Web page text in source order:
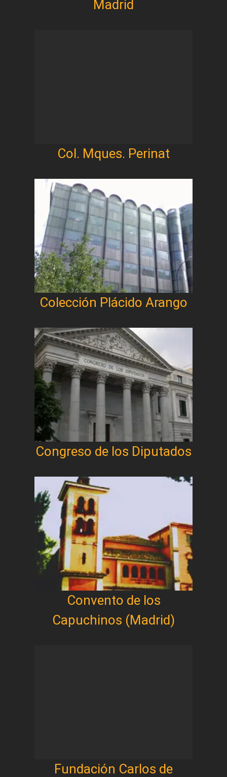
Madrid
Col. Mques. Perinat
Colección Plácido Arango
Congreso de los Diputados
Convento de los
Capuchinos (Madrid)
Fundación Carlos de